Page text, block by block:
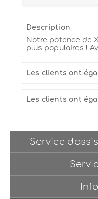
Description
Notre potence de
plus populaires !
Les clients ont
Les clients ont
Service